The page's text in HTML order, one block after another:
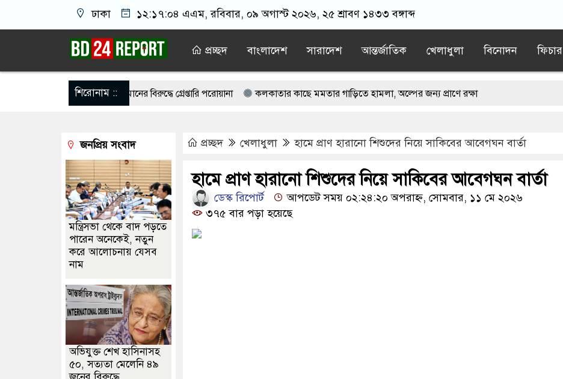
ঢাকা ১২:১৭:০৪ এএম, রবিবার, ০৯ অগাস্ট ২০২৬, ২৫ শ্রাবণ ১৪৩৩ বঙ্গাব্দ
প্রচ্ছদ বাংলাদেশ সারাদেশ আন্তর্জাতিক খেলাধুলা বিনোদন ফিচার
শিরোনাম ::
কমান্ডার সাইফুর রহমানের বিরুদ্ধে গ্রেপ্তারি পরোয়ানা কলকাতার কাছে মমতার গাড়িতে হামলা, অল্পের জন্য প্রাণে রক্ষা
বুকে জড়িয়ে ধরলেন প্রধানমন্ত্রী বিদ্যুৎ-জ্বালানি নিয়ে বিভ্রান্তি ছড়াবেন না: প্রধানমন্ত্রী তেহরানের ফাঁদে পড়ে নিজ দেশেই অনিশ্চয়তায় ট্রাম্প
বি’রু’দ্ধে এবার নতুন অভি/যোগ রাজনীতিবিরোধী দল হাসিনার ভাষায় কথা বলছে: মির্জা ফখরুল বাবুনগর মাদ্রাসায় প্রধানমন্ত্রী
প্রচ্ছদ খেলাধুলা হামে প্রাণ হারানো শিশুদের নিয়ে সাকিবের আবেগঘন বার্তা
হামে প্রাণ হারানো শিশুদের নিয়ে সাকিবের আবেগঘন বার্তা
ডেস্ক রিপোর্ট
আপডেট সময় ০২:২৪:২০ অপরাহ্ন, সোমবার, ১১ মে ২০২৬
৩৭৫ বার পড়া হয়েছে
জনপ্রিয় সংবাদ
মন্ত্রিসভা থেকে বাদ পড়তে
পারেন অনেকেই, নতুন
করে আলোচনায় যেসব
নাম
অভিযুক্ত শেখ হাসিনাসহ
৫০, সত্যতা মেলেনি ৪৯